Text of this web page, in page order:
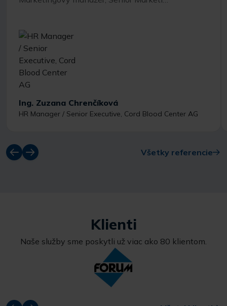
Ing. Zuzana Chrenčíková
HR Manager / Senior Executive, Cord Blood Center AG
Všetky referencie
Klienti
Naše služby sme poskytli už viac ako 80 klientom.